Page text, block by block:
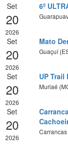
Set
20
2026
6º
Set
20
2026
Mato
Guaçuí
Set
20
2026
UP Trail
Muriaé
Set
20
2026
Carrancas